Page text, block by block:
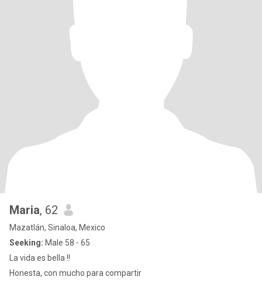
Maria, 62
Mazatlán, Sinaloa, Mexico
Seeking: Male 58 - 65
La vida es bella !!
Honesta, con mucho para compartir